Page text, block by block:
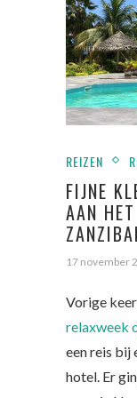
REIZEN
FIJNE
AAN
17 november
Vorige
relaxweek
een reis bij
hotel. Er